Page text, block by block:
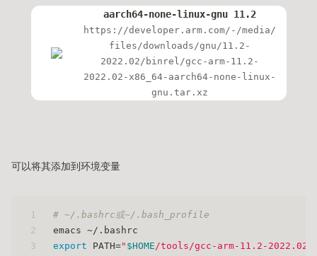
aarch64-none-linux-gnu 11.2
https://developer.arm.com/-/media/
files/downloads/gnu/11.2-
2022.02/binrel/gcc-arm-11.2-
2022.02-x86_64-aarch64-none-linux-
gnu.tar.xz
可以将其添加到环境变量
1
2
3
# ~/.bashrc或~/.bash_profile
emacs ~/.bashrc
export PATH=" $HOME /tools/gcc-arm-11.2-2022.02-